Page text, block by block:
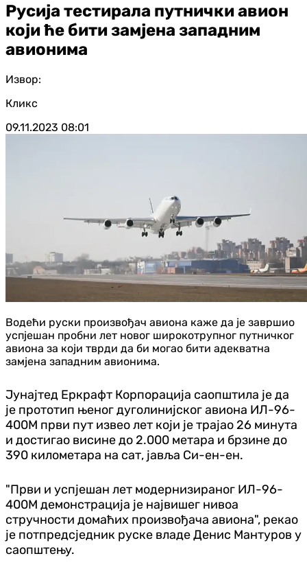
Русија тестирала путнички авион
који ће бити замјена западним
авионима
Извор:
Кликс
09.11.2023 08:01
Водећи руски произвођач авиона каже да је завршио
успјешан пробни лет новог широкотрупног путничког
авиона за који тврди да би могао бити адекватна
замјена западним авионима.
Јунајтед Еркрафт Корпорација саопштила је да
је прототип њеног дуголинијског авиона ИЛ-96-
400М први пут извео лет који је трајао 26 минута
и достигао висине до 2.000 метара и брзине до
390 километара на сат, јавља Си-ен-ен.
"Први и успјешан лет модернизираног ИЛ-96-
400М демонстрација је највишег нивоа
стручности домаћих произвођача авиона", рекао
је потпредсједник руске владе Денис Мантуров у
саопштењу.